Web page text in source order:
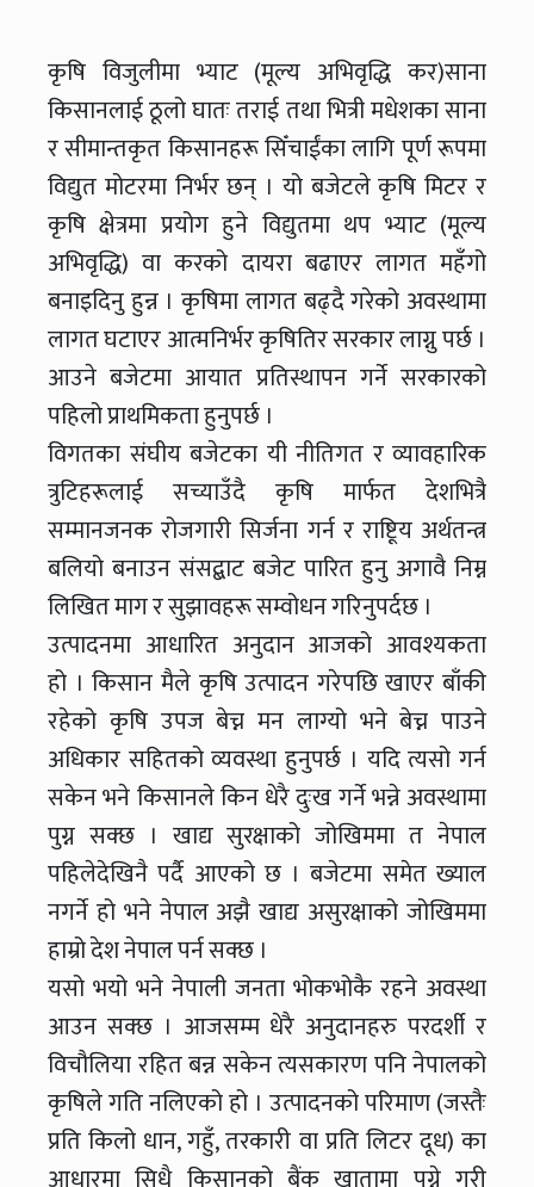
कृषि विजुलीमा भ्याट (मूल्य अभिवृद्धि कर)साना
किसानलाई ठूलो घातः तराई तथा भित्री मधेशका साना
र सीमान्तकृत किसानहरू सिँचाईंका लागि पूर्ण रूपमा
विद्युत मोटरमा निर्भर छन् । यो बजेटले कृषि मिटर र
कृषि क्षेत्रमा प्रयोग हुने विद्युतमा थप भ्याट (मूल्य
अभिवृद्धि) वा करको दायरा बढाएर लागत महँगो
बनाइदिनु हुन्न । कृषिमा लागत बढ्दै गरेको अवस्थामा
लागत घटाएर आत्मनिर्भर कृषितिर सरकार लाग्नु पर्छ ।
आउने बजेटमा आयात प्रतिस्थापन गर्ने सरकारको
पहिलो प्राथमिकता हुनुपर्छ ।
विगतका संघीय बजेटका यी नीतिगत र व्यावहारिक
त्रुटिहरूलाई सच्याउँदै कृषि मार्फत देशभित्रै
सम्मानजनक रोजगारी सिर्जना गर्न र राष्टिूय अर्थतन्त्र
बलियो बनाउन संसद्बाट बजेट पारित हुनु अगावै निम्न
लिखित माग र सुझावहरू सम्वोधन गरिनुपर्दछ ।
उत्पादनमा आधारित अनुदान आजको आवश्यकता
हो । किसान मैले कृषि उत्पादन गरेपछि खाएर बाँकी
रहेको कृषि उपज बेच्न मन लाग्यो भने बेच्न पाउने
अधिकार सहितको व्यवस्था हुनुपर्छ । यदि त्यसो गर्न
सकेन भने किसानले किन धेरै दुःख गर्ने भन्ने अवस्थामा
पुग्न सक्छ । खाद्य सुरक्षाको जोखिममा त नेपाल
पहिलेदेखिनै पर्दै आएको छ । बजेटमा समेत ख्याल
नगर्ने हो भने नेपाल अझै खाद्य असुरक्षाको जोखिममा
हाम्रो देश नेपाल पर्न सक्छ ।
यसो भयो भने नेपाली जनता भोकभोकै रहने अवस्था
आउन सक्छ । आजसम्म धेरै अनुदानहरु परदर्शी र
विचौलिया रहित बन्न सकेन त्यसकारण पनि नेपालको
कृषिले गति नलिएको हो । उत्पादनको परिमाण (जस्तैः
प्रति किलो धान, गहुँ, तरकारी वा प्रति लिटर दूध) का